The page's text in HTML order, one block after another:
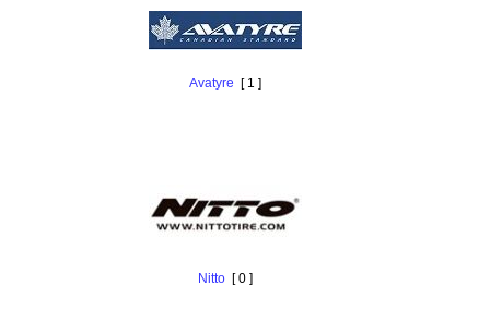
Avatyre [ 1 ]
Nitto [ 0 ]